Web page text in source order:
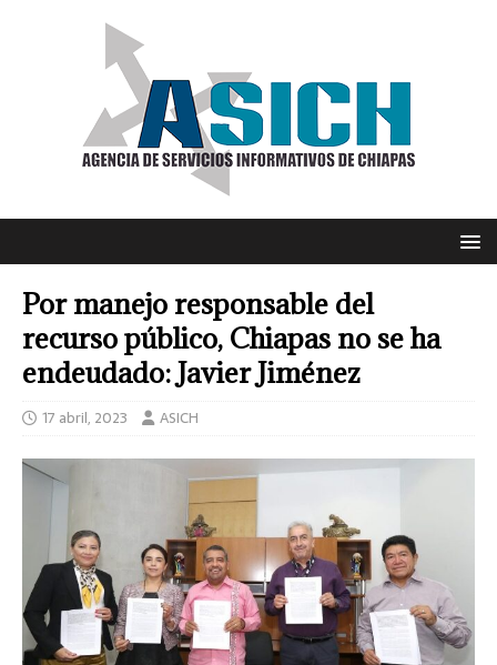
Por manejo responsable del
recurso público, Chiapas no se ha
endeudado: Javier Jiménez
17 abril, 2023 ASICH